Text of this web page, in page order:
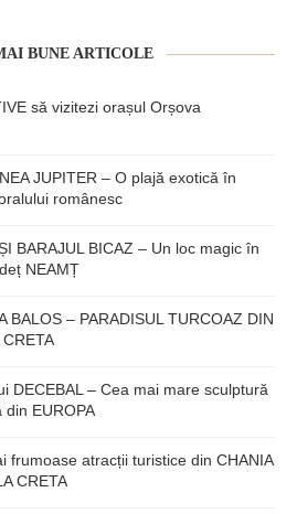
BUNE ARTICOLE
să vizitezi orașul Orșova
JUPITER – O plajă exotică în
românesc
BARAJUL BICAZ – Un loc magic în
NEAMȚ
BALOS – PARADISUL TURCOAZ DIN
DECEBAL – Cea mai mare sculptură
din EUROPA
frumoase atracții turistice din CHANIA
CRETA